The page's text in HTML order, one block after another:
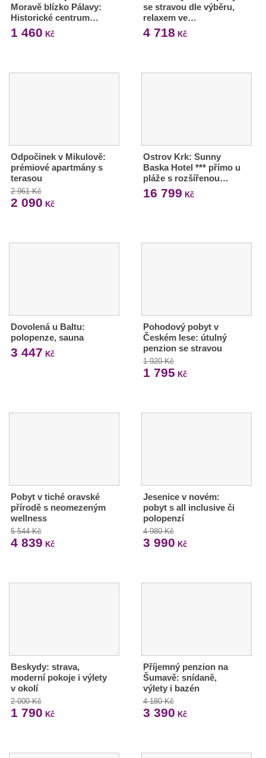
Moravě blízko Pálavy:
Historické centrum…
1 460 Kč
se stravou dle výběru,
relaxem ve…
4 718 Kč
Odpočinek v Mikulově:
prémiové apartmány s
terasou
2 961 Kč
2 090 Kč
Ostrov Krk: Sunny
Baska Hotel *** přímo u
pláže s rozšířenou…
16 799 Kč
Dovolená u Baltu:
polopenze, sauna
3 447 Kč
Pohodový pobyt v
Českém lese: útulný
penzion se stravou
1 920 Kč
1 795 Kč
Pobyt v tiché oravské
přírodě s neomezeným
wellness
5 544 Kč
4 839 Kč
Jesenice v novém:
pobyt s all inclusive či
polopenzí
4 980 Kč
3 990 Kč
Beskydy: strava,
moderní pokoje i výlety
v okolí
2 000 Kč
1 790 Kč
Příjemný penzion na
Šumavě: snídaně,
výlety i bazén
4 180 Kč
3 390 Kč